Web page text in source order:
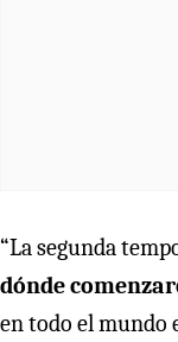
“La segunda
dónde
en todo el mundo